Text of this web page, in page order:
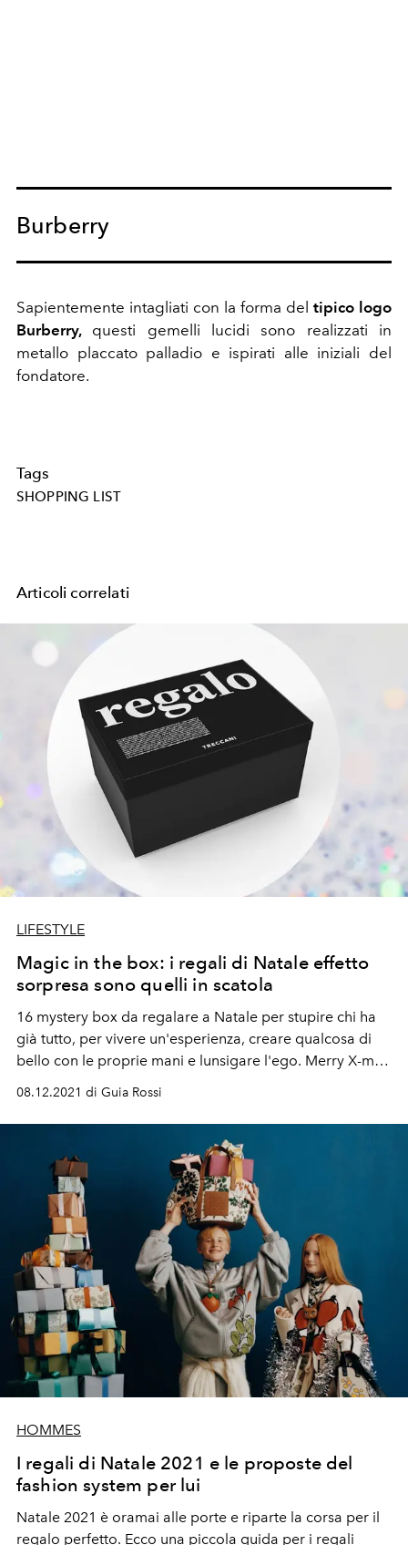
Burberry
Sapientemente intagliati con la forma del tipico logo
Burberry, questi gemelli lucidi sono realizzati in
metallo placcato palladio e ispirati alle iniziali del
fondatore.
Tags
SHOPPING LIST
Articoli correlati
LIFESTYLE
Magic in the box: i regali di Natale effetto
sorpresa sono quelli in scatola
16 mystery box da regalare a Natale per stupire chi ha
già tutto, per vivere un'esperienza, creare qualcosa di
bello con le proprie mani e lunsigare l'ego. Merry X-mas
08.12.2021 di Guia Rossi
HOMMES
I regali di Natale 2021 e le proposte del
fashion system per lui
Natale 2021 è oramai alle porte e riparte la corsa per il
regalo perfetto. Ecco una piccola guida per i regali